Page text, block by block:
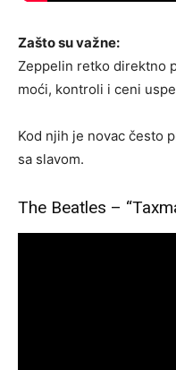
Zašto su važne:
Zeppelin retko direktno
moći, kontroli i ceni
Kod njih je novac često
sa slavom.
The Beatles –